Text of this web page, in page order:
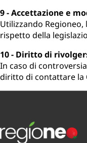
9 - Accettazione e
Utilizzando
rispetto della
10 - Diritto di
In caso di
diritto di contattare la